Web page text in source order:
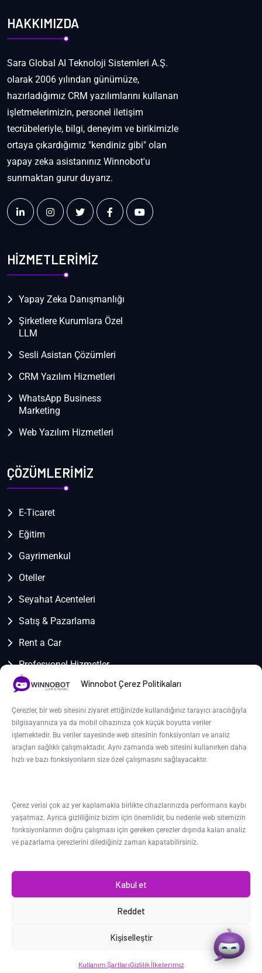
Winnobot Çerez Politikaları
Çerezler, bir web sitesini ziyaret ettiğinizde kullandığınız tarayıcı aracılığıyla
bilgisayarınıza ya da mobil cihazınıza çok küçük boyutta veriler
işlemektedir. Bu veriler sayesinde web sitesinin fonksiyonları ve analiz
araçları sağlıklı çalışmaktadır. Aynı zamanda web sitesini kullanırken daha
hızlı ve bazı fonksiyonların size özel çalışmasını sağlayacaktır.
Çerez verisi çok az yer kaplamakla birlikte cihazlarınızda performans kaybı
yaşatmaz. Ayrıca gizliliğiniz bizim için önemlidir, bu nedenle web sitemizin
fonksiyonlarının doğru çalışması için gereken çerezler dışında kalan analiz
ve pazarlama çerezlerini dilediğiniz zaman kapatabilirsiniz.
Kabul et
Reddet
Kişiselleştir
Kullanım ŞartlarıGizlilik İlkelerimiz
HAKKIMIZDA
Sara Global AI Teknoloji Sistemleri A.Ş.
olarak 2006 yılından günümüze,
hazırladığımız CRM yazılımlarını kullanan
işletmelerimizin, personel iletişim
tecrübeleriyle, bilgi, deneyim ve birikimizle
ortaya çıkardığımız "kendiniz gibi" olan
yapay zeka asistanınız Winnobot'u
sunmaktan gurur duyarız.
HİZMETLERİMİZ
Yapay Zeka Danışmanlığı
Şirketlere Kurumlara Özel
LLM
Sesli Asistan Çözümleri
CRM Yazılım Hizmetleri
WhatsApp Business
Marketing
Web Yazılım Hizmetleri
ÇÖZÜMLERİMİZ
E-Ticaret
Eğitim
Gayrimenkul
Oteller
Seyahat Acenteleri
Satış & Pazarlama
Rent a Car
Profesyonel Hizmetler
Teknik Destek
PAKETLERIMIZ
Winnobot Elma – Otel-
Winnobot Üzüm –
Gayrimenkul Danışmanlık
Paketi
Winnobot Nar – Rent a Car
2023. Sara Global AI. Her hakkı